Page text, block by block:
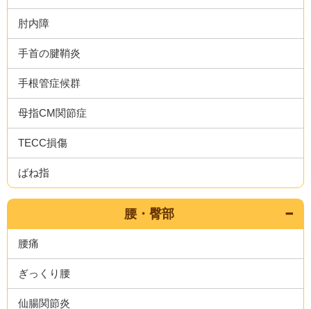
肘内障
手首の腱鞘炎
手根管症候群
母指CM関節症
TECC損傷
ばね指
腰・臀部
腰痛
ぎっくり腰
仙腸関節炎